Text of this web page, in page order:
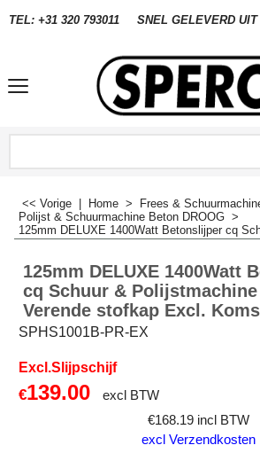
TEL: +31 320 793011 SNEL GELEVERD UIT
<< Vorige Home > Frees &
Polijst & Schuurmachine Beton DROOG >
125mm DELUXE 1400Watt Betonslijper cq
125mm DELUXE 1400Watt
cq Schuur & Polijstmachine
Verende stofkap Excl.
SPHS1001B-PR-EX
Excl.Slijpschijf
€139.00
excl BTW
€168.19 incl BTW
excl Verzendkosten